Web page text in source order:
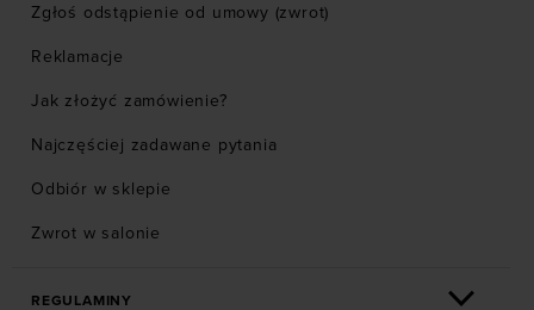
Zgłoś odstąpienie od umowy (zwrot)
Reklamacje
Jak złożyć zamówienie?
Najczęściej zadawane pytania
Odbiór w sklepie
Zwrot w salonie
REGULAMINY